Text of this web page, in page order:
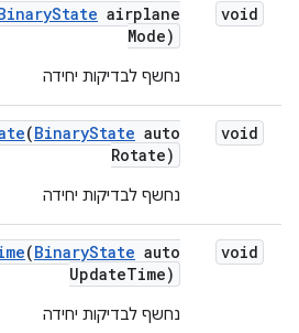
void
State airplane
Mode)
נחשף לבדיקות יחידה
void
(BinaryState auto
Rotate)
נחשף לבדיקות יחידה
void
(BinaryState auto
UpdateTime)
נחשף לבדיקות יחידה